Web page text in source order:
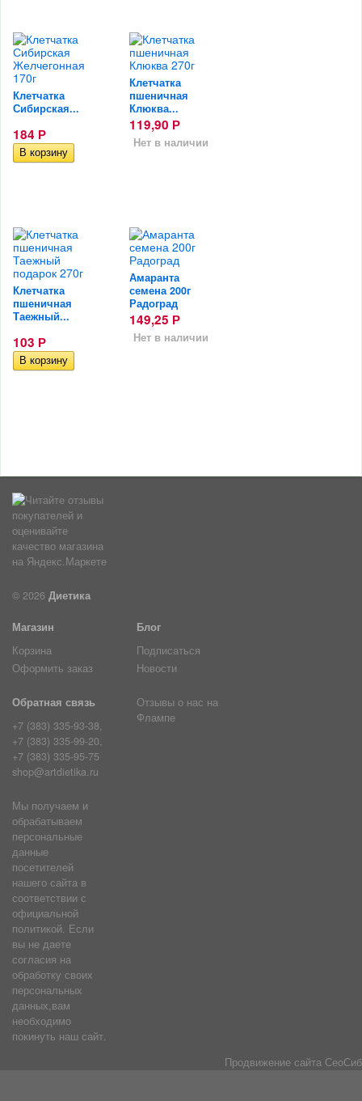
Клетчатка
Сибирская...
184 Р
Клетчатка
пшеничная
Клюква...
119,90 Р
Нет в наличии
Клетчатка
пшеничная
Таежный...
103 Р
Амаранта
семена 200г
Радоград
149,25 Р
Нет в наличии
© 2026 Диетика
Магазин
Корзина
Оформить заказ
Блог
Подписаться
Новости
Обратная связь
+7 (383) 335-93-38,
+7 (383) 335-99-20,
+7 (383) 335-95-75
shop@artdietika.ru
Отзывы о нас на
Флампе
Мы получаем и
обрабатываем
персональные
данные
посетителей
нашего сайта в
соответствии с
официальной
политикой. Если
вы не даете
согласия на
обработку своих
персональных
данных,вам
необходимо
покинуть наш сайт.
Продвижение сайта СеоСиб